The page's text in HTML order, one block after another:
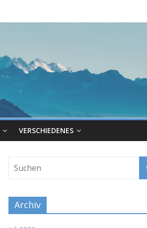
VERSCHIEDENES
Archiv